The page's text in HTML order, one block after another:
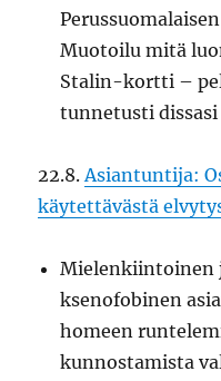
Muotoilu mitä
Stalin-kortti –
tunnetusti
22.8.Asiantuntija:
käytettävästä
Mielenkiintoinen
ksenofobinen
homeen
kunnostamista